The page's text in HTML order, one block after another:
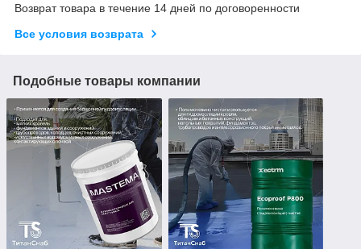
Возврат товара в течение 14 дней по договоренности
Все условия возврата
Подобные товары компании